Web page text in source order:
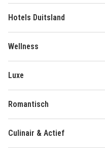
Hotels Duitsland
Wellness
Luxe
Romantisch
Culinair & Actief